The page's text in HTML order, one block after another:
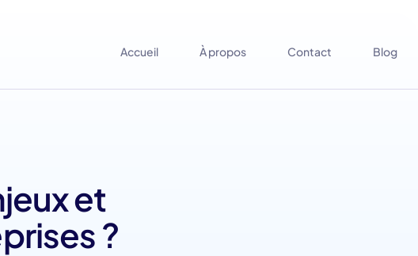
Accueil À propos Contact Blog
et
?